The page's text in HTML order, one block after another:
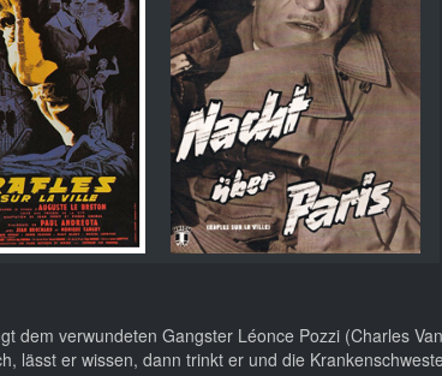
dem verwundeten Gangster Léonce Pozzi (Charles
lässt er wissen, dann trinkt er und die